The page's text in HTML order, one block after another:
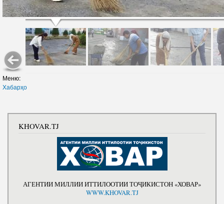
Меню:
Хабарҳо
KHOVAR.TJ
АГЕНТИИ МИЛЛИИ ИТТИЛООТИИ ТОҶИКИСТОН «ХОВАР»
WWW.KHOVAR.TJ